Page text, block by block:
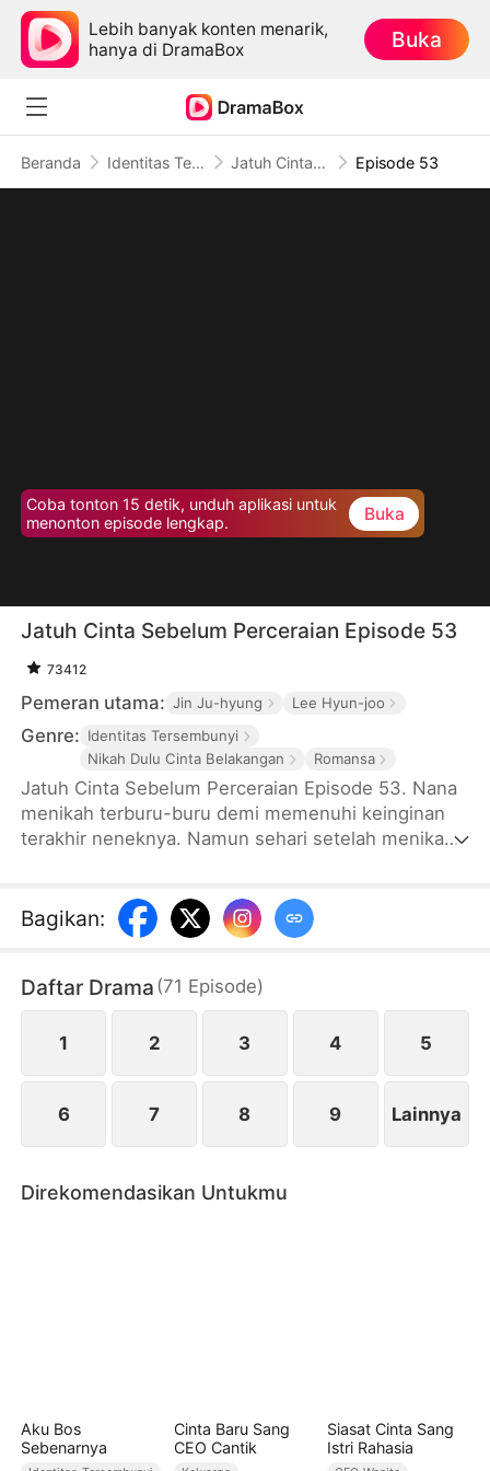
Lebih banyak konten menarik,
hanya di DramaBox
Buka
Beranda Identitas Tersembunyi Jatuh Cinta Sebelum Perceraian Episode 53
Coba tonton 15 detik, unduh aplikasi untuk
menonton episode lengkap.
Buka
Jatuh Cinta Sebelum Perceraian Episode 53
73412
Pemeran utama: Jin Ju-hyung Lee Hyun-joo
Genre: Identitas Tersembunyi
Nikah Dulu Cinta Belakangan
Romansa
Jatuh Cinta Sebelum Perceraian Episode 53. Nana
menikah terburu-buru demi memenuhi keinginan
terakhir neneknya. Namun sehari setelah menikah,
pria itu kembali sebagai presiden direktur
perusahaan. Wajahnya terasa asing sekaligus
terkejut. Meski telah sah sebagai suami istri,
keduanya justru seperti dua orang asing yang jatuh
cinta untuk pertama kalinya.
Bagikan:
Daftar Drama (71 Episode)
1 2 3 4 5
6 7 8 9 Lainnya
Direkomendasikan Untukmu
Aku Bos
Sebenarnya
Cinta Baru Sang
CEO Cantik
Siasat Cinta Sang
Istri Rahasia